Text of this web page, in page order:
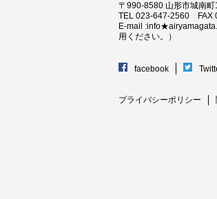
〒990-8580 山形市城南
TEL 023-647-2560 FAX
E-mail
用ください。）
facebook
プライバシーポリシー